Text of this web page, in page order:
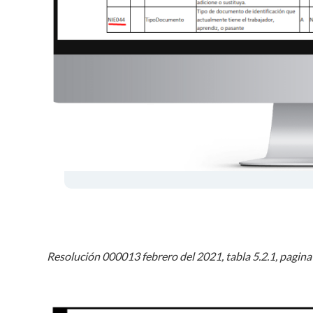
Resolución 000013 febrero del 2021, tabla 5.2.1,